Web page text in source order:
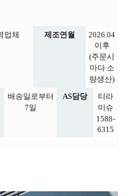
업체 제조연월
2026.04
이후
(주문시
마다 소
량생산)
배송일로부터
7일
AS담당
티라
미슈
1588-
6315